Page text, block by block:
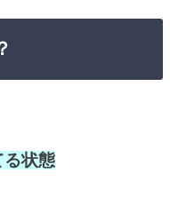
る状態